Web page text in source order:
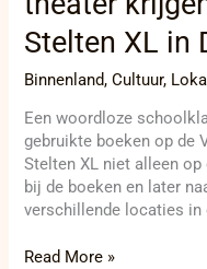
Stelten XL in
Binnenland,Cultuur,
Een woordloze
gebruikte boeken op de
Stelten XL niet alleen
bij de boeken en later
verschillende locaties in
Read More »